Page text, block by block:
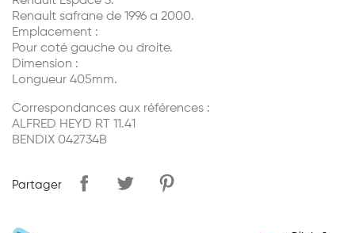
Renault safrane de 1996 a 2000.
Emplacement :
Pour coté gauche ou droite.
Dimension :
Longueur 405mm.
Correspondances aux références :
ALFRED HEYD RT 11.41
BENDIX 042734B
Partager